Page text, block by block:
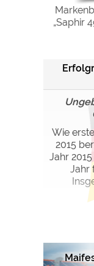
„Saphir
Wie
2015
Jahr
Jahr